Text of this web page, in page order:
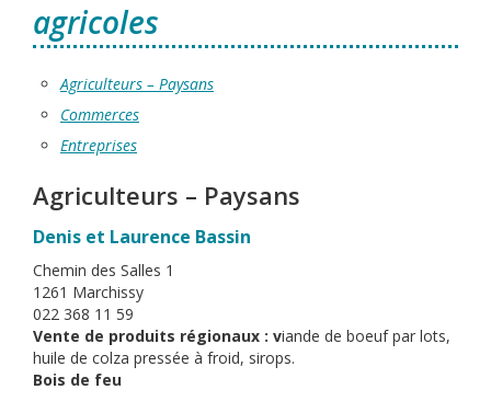
agricoles
Agriculteurs – Paysans
Commerces
Entreprises
Agriculteurs – Paysans
Denis et Laurence Bassin
Chemin des Salles 1
1261 Marchissy
022 368 11 59
Vente de produits régionaux : viande de boeuf par lots,
huile de colza pressée à froid, sirops.
Bois de feu